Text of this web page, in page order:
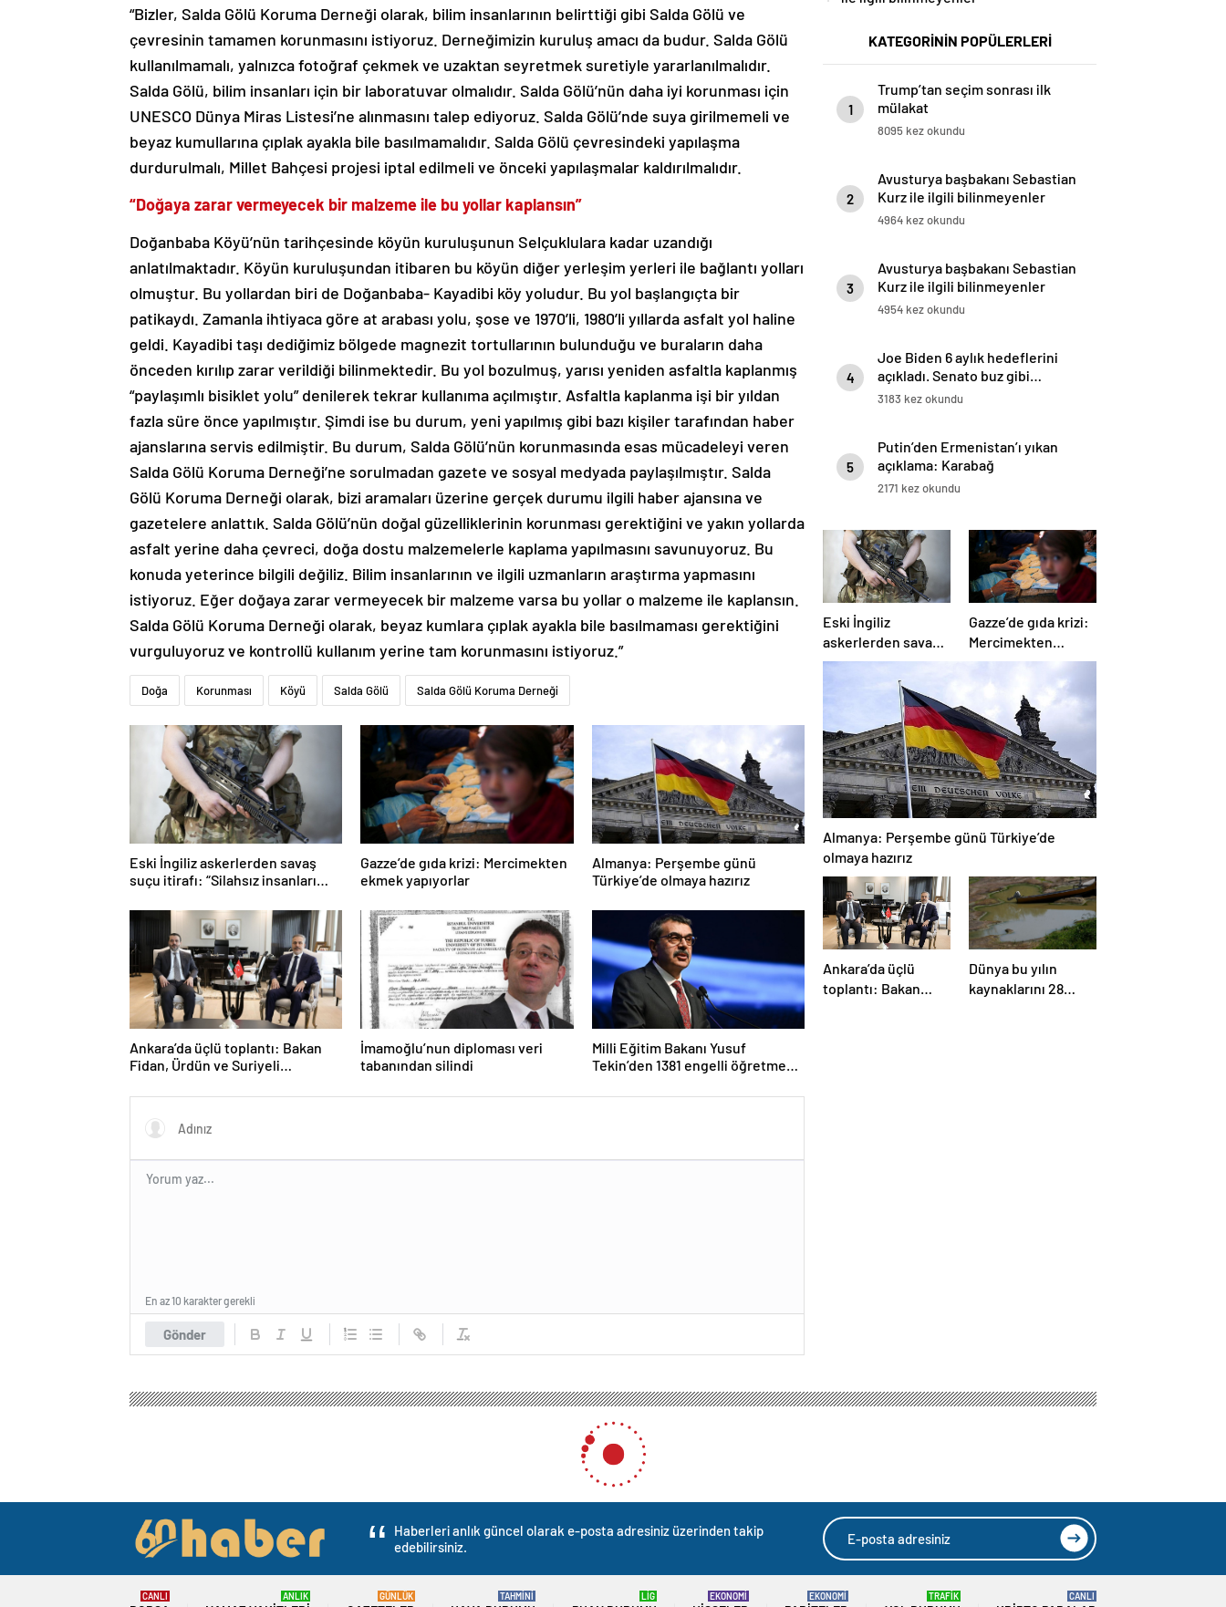
“Bizler, Salda Gölü Koruma Derneği olarak, bilim insanlarının belirttiği gibi Salda Gölü ve
çevresinin tamamen korunmasını istiyoruz. Derneğimizin kuruluş amacı da budur. Salda Gölü
kullanılmamalı, yalnızca fotoğraf çekmek ve uzaktan seyretmek suretiyle yararlanılmalıdır.
Salda Gölü, bilim insanları için bir laboratuvar olmalıdır. Salda Gölü’nün daha iyi korunması için
UNESCO Dünya Miras Listesi’ne alınmasını talep ediyoruz. Salda Gölü’nde suya girilmemeli ve
beyaz kumullarına çıplak ayakla bile basılmamalıdır. Salda Gölü çevresindeki yapılaşma
durdurulmalı, Millet Bahçesi projesi iptal edilmeli ve önceki yapılaşmalar kaldırılmalıdır.
“Doğaya zarar vermeyecek bir malzeme ile bu yollar kaplansın”
Doğanbaba Köyü’nün tarihçesinde köyün kuruluşunun Selçuklulara kadar uzandığı
anlatılmaktadır. Köyün kuruluşundan itibaren bu köyün diğer yerleşim yerleri ile bağlantı yolları
olmuştur. Bu yollardan biri de Doğanbaba- Kayadibi köy yoludur. Bu yol başlangıçta bir
patikaydı. Zamanla ihtiyaca göre at arabası yolu, şose ve 1970’li, 1980’li yıllarda asfalt yol haline
geldi. Kayadibi taşı dediğimiz bölgede magnezit tortullarının bulunduğu ve buraların daha
önceden kırılıp zarar verildiği bilinmektedir. Bu yol bozulmuş, yarısı yeniden asfaltla kaplanmış
“paylaşımlı bisiklet yolu” denilerek tekrar kullanıma açılmıştır. Asfaltla kaplanma işi bir yıldan
fazla süre önce yapılmıştır. Şimdi ise bu durum, yeni yapılmış gibi bazı kişiler tarafından haber
ajanslarına servis edilmiştir. Bu durum, Salda Gölü’nün korunmasında esas mücadeleyi veren
Salda Gölü Koruma Derneği’ne sorulmadan gazete ve sosyal medyada paylaşılmıştır. Salda
Gölü Koruma Derneği olarak, bizi aramaları üzerine gerçek durumu ilgili haber ajansına ve
gazetelere anlattık. Salda Gölü’nün doğal güzelliklerinin korunması gerektiğini ve yakın yollarda
asfalt yerine daha çevreci, doğa dostu malzemelerle kaplama yapılmasını savunuyoruz. Bu
konuda yeterince bilgili değiliz. Bilim insanlarının ve ilgili uzmanların araştırma yapmasını
istiyoruz. Eğer doğaya zarar vermeyecek bir malzeme varsa bu yollar o malzeme ile kaplansın.
Salda Gölü Koruma Derneği olarak, beyaz kumlara çıplak ayakla bile basılmaması gerektiğini
vurguluyoruz ve kontrollü kullanım yerine tam korunmasını istiyoruz.”
Doğa Korunması Köyü Salda Gölü Salda Gölü Koruma Derneği
Eski İngiliz askerlerden savaş
suçu itirafı: “Silahsız insanları
Gazze’de gıda krizi: Mercimekten
ekmek yapıyorlar
Almanya: Perşembe günü
Türkiye’de olmaya hazırız
Ankara’da üçlü toplantı: Bakan
Fidan, Ürdün ve Suriyeli
İmamoğlu’nun diploması veri
tabanından silindi
Milli Eğitim Bakanı Yusuf
Tekin’den 1381 engelli öğretmen
Gönder
En az 10 karakter gerekli
KATEGORİNİN POPÜLERLERİ
1
Trump’tan seçim sonrası ilk
mülakat
8095 kez okundu
2
Avusturya başbakanı Sebastian
Kurz ile ilgili bilinmeyenler
4964 kez okundu
3
Avusturya başbakanı Sebastian
Kurz ile ilgili bilinmeyenler
4954 kez okundu
4
Joe Biden 6 aylık hedeflerini
açıkladı. Senato buz gibi…
3183 kez okundu
5
Putin’den Ermenistan’ı yıkan
açıklama: Karabağ
Azerbaycan’ın ayrılmaz bir
2171 kez okundu
Eski İngiliz
askerlerden savaş
suçu itirafı:
“Silahsız insanları
uykuda öldürdüler”
Gazze’de gıda krizi:
Mercimekten
ekmek yapıyorlar
Almanya: Perşembe günü Türkiye’de
olmaya hazırız
Ankara’da üçlü
toplantı: Bakan
Dünya bu yılın
kaynaklarını 28
Haberleri anlık güncel olarak e-posta adresiniz üzerinden takip
edebilirsiniz.
CANLI ANLIK GÜNLÜK TAHMİNİ LİG EKONOMİ EKONOMİ TRAFİK CANLI